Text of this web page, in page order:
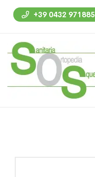
+39 0432 971885